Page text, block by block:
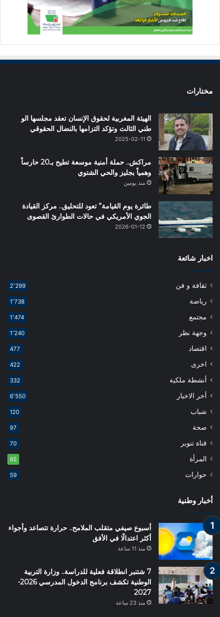
مختارات
الهيئة المغربية لحقوق الإنسان تعقد مجلسها الو
طني الثالث وتؤكد التزامها بالنضال الحقوقي
2025-02-11
مراكش.. حملة أمنية موسعة تطيح بـ20 حارساً
وهمياً بجليز والحي الشتوي
منذ يومين
طائرة يوم القيامة” تعود للتحليق.. مركز القيادة
الجوي الأمريكي في حالات الطوارئ القصوى
2026-01-12
اخبار شائعة
ثقافة و فن 2٬299
رياضة 1٬738
مجتمع 1٬474
وجهة نظر 1٬240
اقتصاد 477
اخرى 422
أنشطة ملكية 332
أخر الاخبار 6٬550
شباب 120
صحة 97
قناة تنوير 70
المرأة 65
حوارات 59
أخبار وطنية
أسبوع صيفي متقلب الملامح.. حرارة تتصاعد وأجواء
أكثر اعتدالًا في الأفق
منذ 11 ساعة
7 شتنبر انطلاقة فعلية للدراسة.. وزارة التربية
الوطنية تكشف برنامج الدخول المدرسي 2026-
2027
منذ 23 ساعة